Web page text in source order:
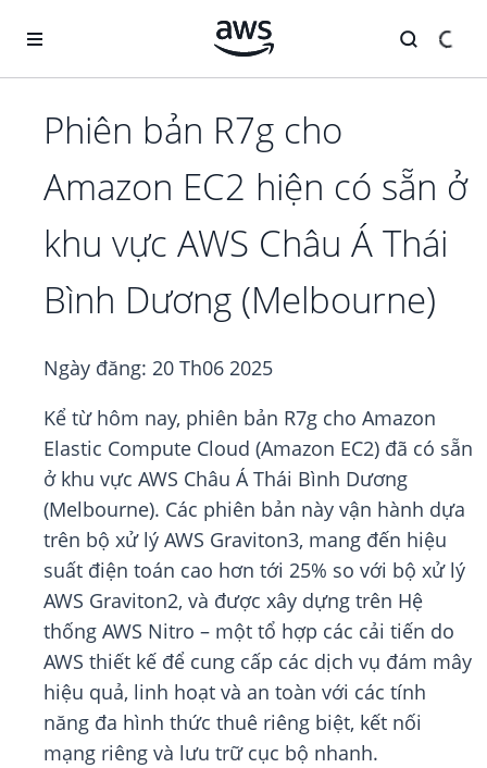
Phiên bản R7g cho
Amazon EC2 hiện có sẵn ở
khu vực AWS Châu Á Thái
Bình Dương (Melbourne)
Ngày đăng: 20 Th06 2025
Kể từ hôm nay, phiên bản R7g cho Amazon
Elastic Compute Cloud (Amazon EC2) đã có sẵn
ở khu vực AWS Châu Á Thái Bình Dương
(Melbourne). Các phiên bản này vận hành dựa
trên bộ xử lý AWS Graviton3, mang đến hiệu
suất điện toán cao hơn tới 25% so với bộ xử lý
AWS Graviton2, và được xây dựng trên Hệ
thống AWS Nitro – một tổ hợp các cải tiến do
AWS thiết kế để cung cấp các dịch vụ đám mây
hiệu quả, linh hoạt và an toàn với các tính
năng đa hình thức thuê riêng biệt, kết nối
mạng riêng và lưu trữ cục bộ nhanh.